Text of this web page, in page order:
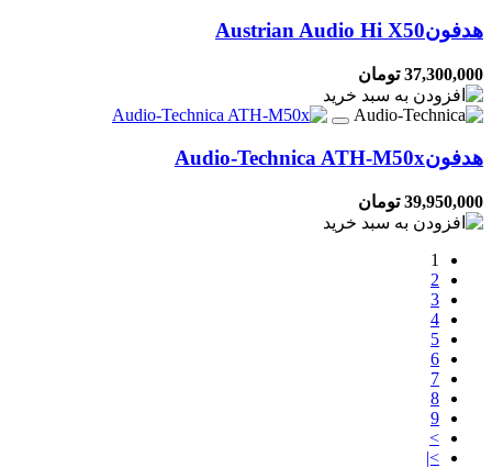
هدفونAustrian Audio Hi X50
37,300,000 تومان
هدفونAudio-Technica ATH-M50x
39,950,000 تومان
1
2
3
4
5
6
7
8
9
>
>|